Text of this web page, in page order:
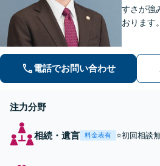
すさが強
おります
不安を
ます【
電話でお問い合わせ
注力分野
相続・遺言 料金表有
⭐️初回相談